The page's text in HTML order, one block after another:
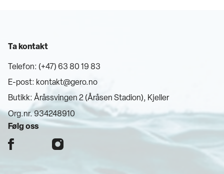
Ta kontakt
Telefon: (+47) 63 80 19 83
E-post: kontakt@gero.no
Butikk: Åråssvingen 2 (Åråsen Stadion), Kjeller
Org.nr. 934248910
Følg oss